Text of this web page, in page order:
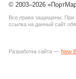
© 2003–2026
Все права защищены. При
ссылка на данный сайт
Разработка сайта — New